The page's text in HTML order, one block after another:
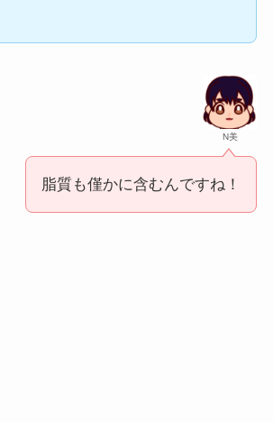
N美
脂質も僅かに含むんですね！